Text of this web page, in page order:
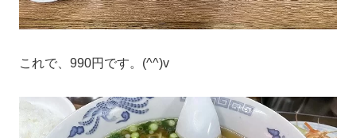
これで、990円です。(^^)v